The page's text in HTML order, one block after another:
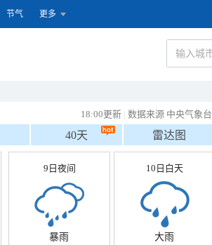
节气 更多
18:00更新 | 数据来源 中央气象台
40天 雷达图
9日夜间
暴雨
10日白天
大雨